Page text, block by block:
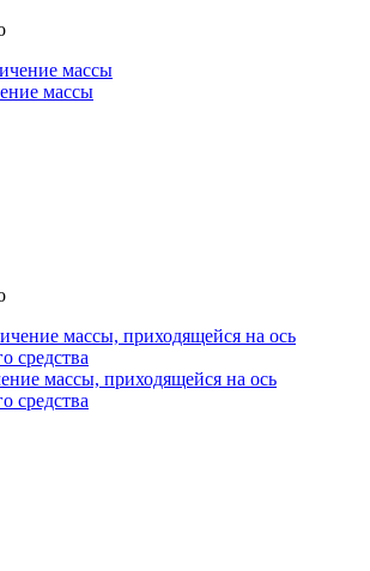
массы
массы, приходящейся на ось
средства